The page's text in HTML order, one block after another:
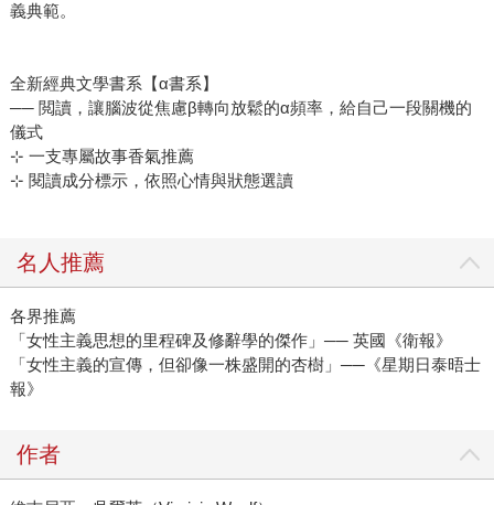
義典範。
全新經典文學書系【α書系】
── 閲讀，讓腦波從焦慮β轉向放鬆的α頻率，給自己一段關機的
儀式
⊹ 一支專屬故事香氣推薦
⊹ 閱讀成分標示，依照心情與狀態選讀
名人推薦
各界推薦
「女性主義思想的里程碑及修辭學的傑作」── 英國《衛報》
「女性主義的宣傳，但卻像一株盛開的杏樹」──《星期日泰晤士
報》
作者